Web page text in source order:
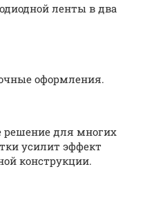
ленты в два
оформления.
решение для многих
усилит эффект
конструкции.